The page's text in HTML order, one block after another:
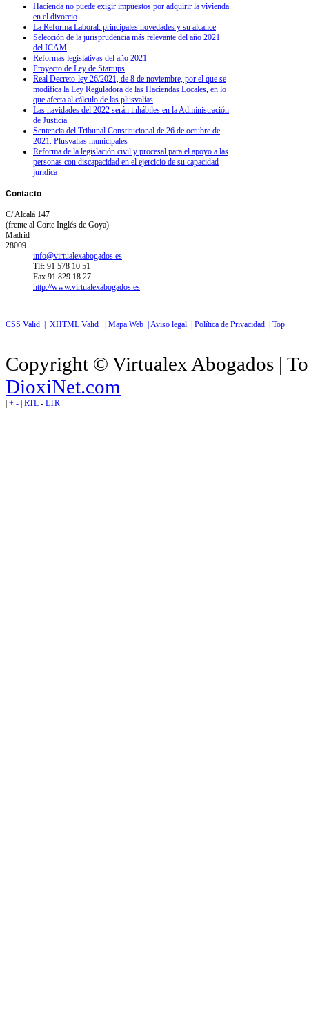
Hacienda no puede exigir impuestos por adquirir la vivienda
en el divorcio
La Reforma Laboral: principales novedades y su alcance
Selección de la jurisprudencia más relevante del año 2021
del ICAM
Reformas legislativas del año 2021
Proyecto de Ley de Startups
Real Decreto-ley 26/2021, de 8 de noviembre, por el que se
modifica la Ley Reguladora de las Haciendas Locales, en lo
que afecta al cálculo de las plusvalías
Las navidades del 2022 serán inhábiles en la Administración
de Justicia
Sentencia del Tribunal Constitucional de 26 de octubre de
2021. Plusvalías municipales
Reforma de la legislación civil y procesal para el apoyo a las
personas con discapacidad en el ejercicio de su capacidad
jurídica
Contacto
C/ Alcalá 147
(frente al Corte Inglés de Goya)
Madrid
28009
info@virtualexabogados.es
Tlf: 91 578 10 51
Fax 91 829 18 27
http://www.virtualexabogados.es
CSS Valid | XHTML Valid | Mapa Web |Aviso legal | Política de Privacidad | Top
Copyright © Virtualex Abogados |
DioxiNet.com
| + - | RTL - LTR